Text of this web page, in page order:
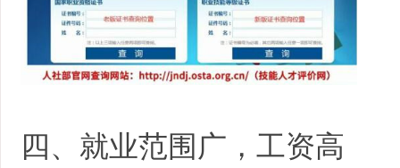
四、就业范围广 ‌，工资高